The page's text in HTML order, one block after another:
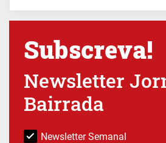
Subscreva!
Newsletter
Bairrada
Newsletter Semanal